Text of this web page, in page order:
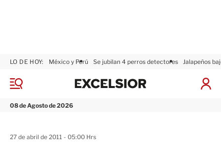
M
n
08 de Agosto de 2026
LO DE HOY: México y Perú Se jubilan 4 perros detectores Jalapeños
I
x
27 de abril de 2011 - 05:00 Hrs